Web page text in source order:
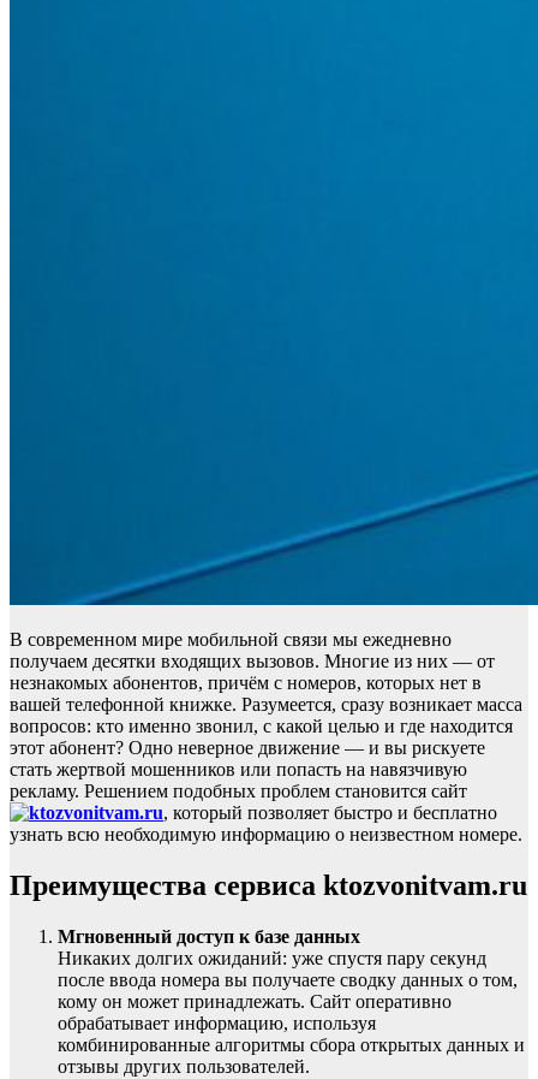
В современном мире мобильной связи мы ежедневно
получаем десятки входящих вызовов. Многие из них — от
незнакомых абонентов, причём с номеров, которых нет в
вашей телефонной книжке. Разумеется, сразу возникает масса
вопросов: кто именно звонил, с какой целью и где находится
этот абонент? Одно неверное движение — и вы рискуете
стать жертвой мошенников или попасть на навязчивую
рекламу. Решением подобных проблем становится сайт
, который позволяет быстро и бесплатно
узнать всю необходимую информацию о неизвестном номере.
Преимущества сервиса ktozvonitvam.ru
Мгновенный доступ к базе данных
Никаких долгих ожиданий: уже спустя пару секунд
после ввода номера вы получаете сводку данных о том,
кому он может принадлежать. Сайт оперативно
обрабатывает информацию, используя
комбинированные алгоритмы сбора открытых данных и
отзывы других пользователей.